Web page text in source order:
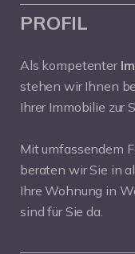
PROFIL
Als kompetenter
stehen wir Ihnen
Ihrer Immobilie zur
Mit umfassendem
beraten wir Sie in
Ihre Wohnung in
sind für Sie da.